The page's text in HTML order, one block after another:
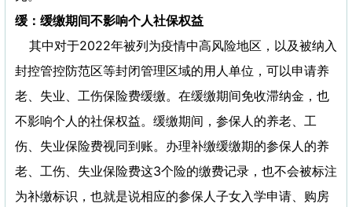
缓：缓缴期间不影响个人社保权益
其中对于2022年被列为疫情中高风险地区，以及被纳入
封控管控防范区等封闭管理区域的用人单位，可以申请养
老、失业、工伤保险费缓缴。在缓缴期间免收滞纳金，也
不影响个人的社保权益。缓缴期间，参保人的养老、工
伤、失业保险费视同到账。办理补缴缓缴期的参保人的养
老、工伤、失业保险费这3个险的缴费记录，也不会被标注
为补缴标识，也就是说相应的参保人子女入学申请、购房